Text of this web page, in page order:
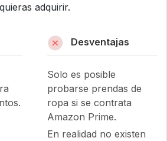
adquirir.
Desventajas
Solo es posible
probarse prendas de
ropa si se contrata
Amazon Prime.
En realidad no existen